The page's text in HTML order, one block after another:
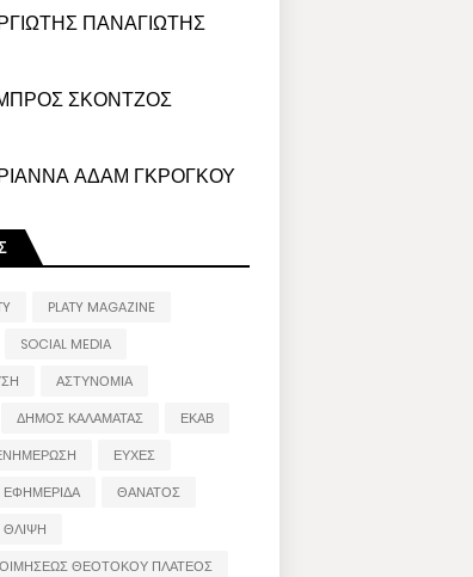
ΠΑΝΑΓΙΩΤΗΣ
ΣΚΟΝΤΖΟΣ
ΑΔΑΜ ΓΚΡΟΓΚΟΥ
PLATY MAGAZINE
SOCIAL MEDIA
ΑΣΤΥΝΟΜΙΑ
ΔΗΜΟΣ ΚΑΛΑΜΑΤΑΣ
ΕΚΑΒ
ΕΥΧΕΣ
ΕΦΗΜΕΡΙΔΑ
ΘΑΝΑΤΟΣ
ΘΛΙΨΗ
ΘΕΟΤΟΚΟΥ ΠΛΑΤΕΟΣ